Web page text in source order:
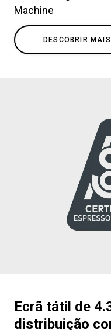
Machine
DESCOBRIR MAIS
Ecrã tátil de
distribuição